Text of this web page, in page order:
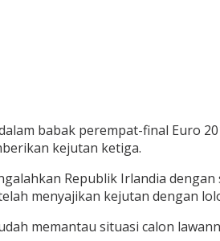
babak perempat-final Euro
kejutan ketiga.
Republik Irlandia
menyajikan kejutan dengan
memantau situasi calon